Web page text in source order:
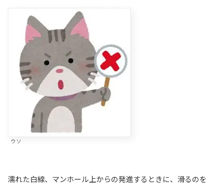
ウソ
濡れた白線、マンホール上からの発進するときに、滑るのを